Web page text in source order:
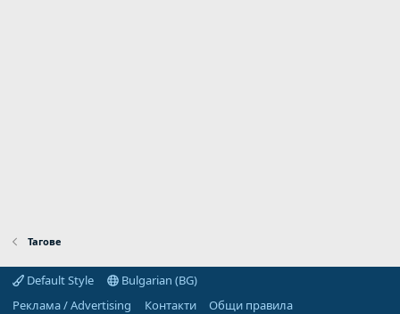
Тагове
Default Style
Bulgarian (BG)
Реклама / Advertising
Контакти
Общи правила